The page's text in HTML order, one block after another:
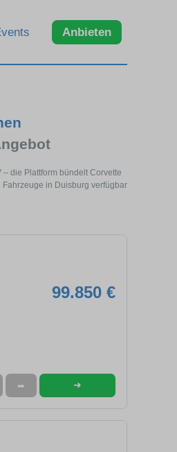
Anbieten
die Plattform bündelt Corvette
in Duisburg verfügbar
99.850 €
➦ ➜